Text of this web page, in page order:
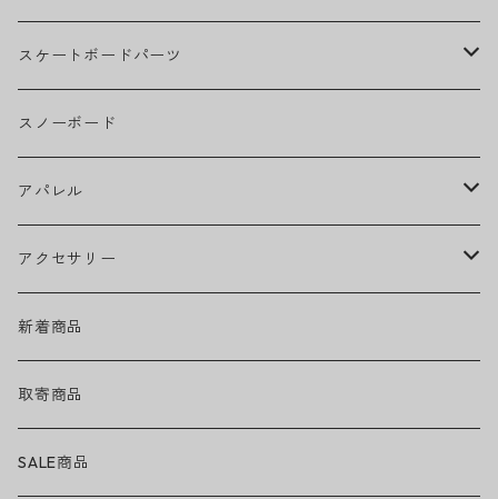
BOB MARLEY
CAMILA CABELLO
Ed Sheeran
EMINEM
GREEN DAY
GUNS N' ROSES
LADY GAGA
スケートボードパーツ
グリップテープ
ウィール
ベアリング
トラック
ヘルメット・プロテクター
アクセサリー・小物
スノーボード
アパレル
ヘッドウェア
キャップ
ハット
ネックウェア
トップス
Tシャツ・ロングTシャツ
ボトムス
アクセサリー
ハードグッズ
バッグ・ポーチ
サングラス
新着商品
取寄商品
SALE商品